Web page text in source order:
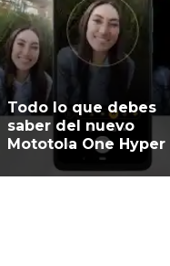
Todo lo que debes
saber del nuevo
Mototola One Hyper